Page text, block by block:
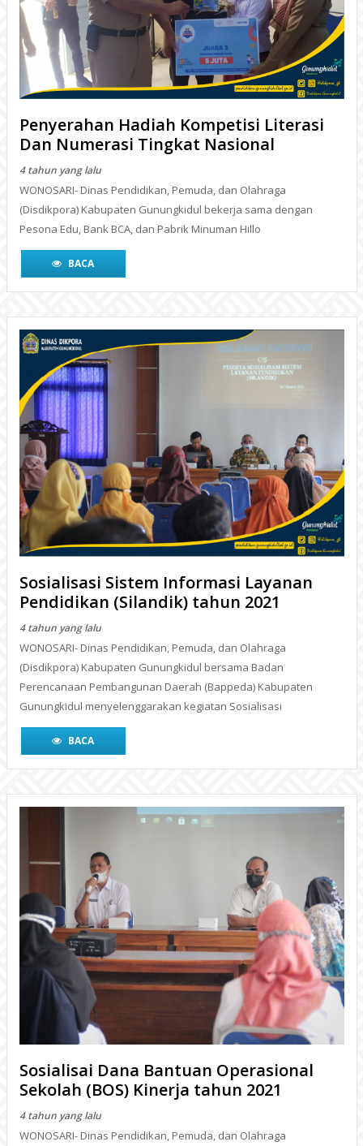
Penyerahan Hadiah Kompetisi Literasi
Dan Numerasi Tingkat Nasional
4 tahun yang lalu
WONOSARI- Dinas Pendidikan, Pemuda, dan Olahraga
(Disdikpora) Kabupaten Gunungkidul bekerja sama dengan
Pesona Edu, Bank BCA, dan Pabrik Minuman Hillo
BACA
Sosialisasi Sistem Informasi Layanan
Pendidikan (Silandik) tahun 2021
4 tahun yang lalu
WONOSARI- Dinas Pendidikan, Pemuda, dan Olahraga
(Disdikpora) Kabupaten Gunungkidul bersama Badan
Perencanaan Pembangunan Daerah (Bappeda) Kabupaten
Gunungkidul menyelenggarakan kegiatan Sosialisasi
BACA
Sosialisai Dana Bantuan Operasional
Sekolah (BOS) Kinerja tahun 2021
4 tahun yang lalu
WONOSARI- Dinas Pendidikan, Pemuda, dan Olahraga